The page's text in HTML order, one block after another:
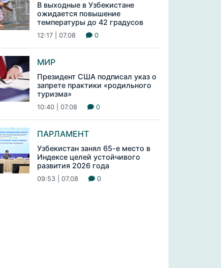
В выходные в Узбекистане
ожидается повышение
температуры до 42 градусов
12:17 | 07.08 0
МИР
Президент США подписал указ о
запрете практики «родильного
туризма»
10:40 | 07.08 0
ПАРЛАМЕНТ
Узбекистан занял 65-е место в
Индексе целей устойчивого
развития 2026 года
09:53 | 07.08 0